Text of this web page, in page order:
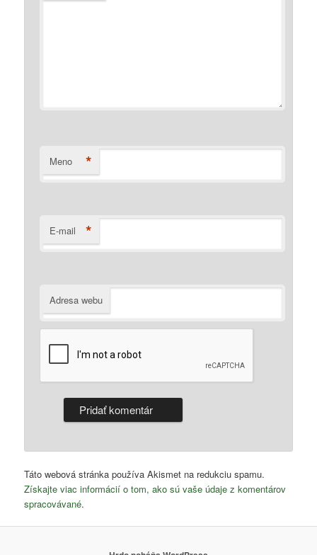
Meno *
E-mail *
Adresa webu
Táto webová stránka používa Akismet na redukciu spamu.
Získajte viac informácií o tom, ako sú vaše údaje z komentárov
spracovávané.